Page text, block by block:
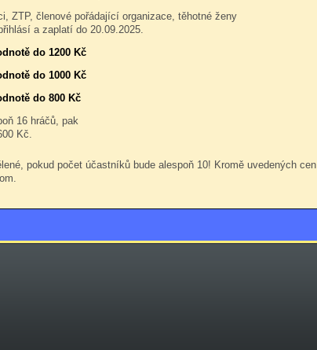
ZTP, členové pořádající organizace, těhotné ženy
a zaplatí do 20.09.2025.
do 1200 Kč
do 1000 Kč
do 800 Kč
16 hráčů, pak
Kč.
pokud počet účastníků bude alespoň 10! Kromě uvedených cen